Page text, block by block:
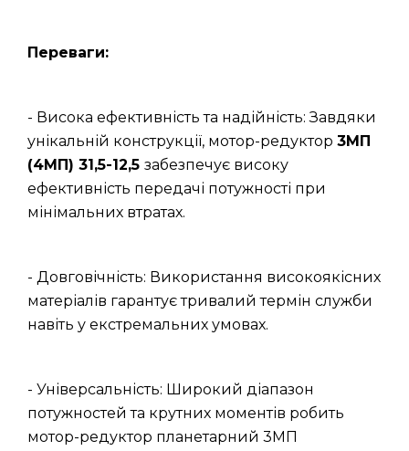
Переваги:
- Висока ефективність та надійність: Завдяки
унікальній конструкції, мотор-редуктор 3МП
(4МП) 31,5-12,5 забезпечує високу
ефективність передачі потужності при
мінімальних втратах.
- Довговічність: Використання високоякісних
матеріалів гарантує тривалий термін служби
навіть у екстремальних умовах.
- Універсальність: Широкий діапазон
потужностей та крутних моментів робить
мотор-редуктор планетарний 3МП